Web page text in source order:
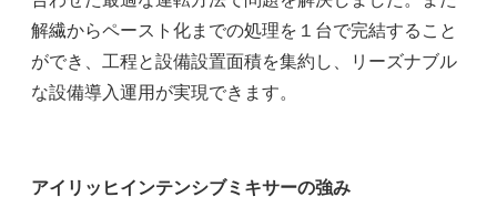
解繊からペースト化までの処理を１台で完結すること
ができ、工程と設備設置面積を集約し、リーズナブル
な設備導入運用が実現できます。
アイリッヒインテンシブミキサーの強み